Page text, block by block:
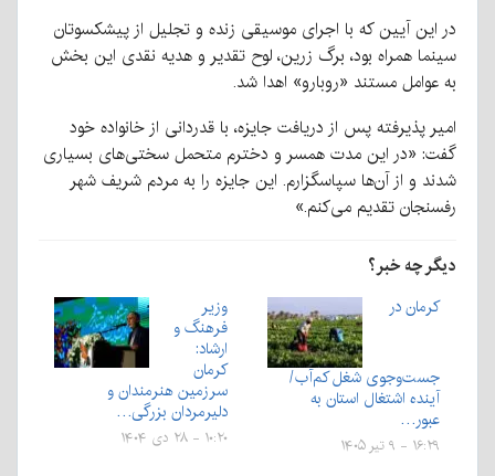
در این آیین که با اجرای موسیقی زنده و تجلیل از پیشکسوتان
سینما همراه بود، برگ زرین، لوح تقدیر و هدیه نقدی این بخش
به عوامل مستند «روبارو» اهدا شد.
امیر پذیرفته پس از دریافت جایزه، با قدردانی از خانواده خود
گفت: «در این مدت همسر و دخترم متحمل سختی‌های بسیاری
شدند و از آن‌ها سپاسگزارم. این جایزه را به مردم شریف شهر
رفسنجان تقدیم می‌کنم.»
دیگر چه خبر؟
کرمان در
جست‌وجوی شغل کم‌آب/
آینده اشتغال استان به
عبور…
۱۶:۲۹ - ۹ تیر ۱۴۰۵
وزیر
فرهنگ و
ارشاد:
کرمان
سرزمین هنرمندان و
دلیرمردان بزرگی…
۱۰:۲۰ - ۲۸ دی ۱۴۰۴